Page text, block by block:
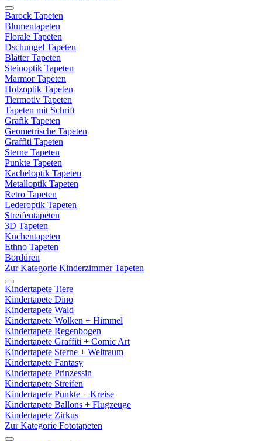
Barock Tapeten
Blumentapeten
Florale Tapeten
Dschungel Tapeten
Blätter Tapeten
Steinoptik Tapeten
Marmor Tapeten
Holzoptik Tapeten
Tiermotiv Tapeten
Tapeten mit Schrift
Grafik Tapeten
Geometrische Tapeten
Graffiti Tapeten
Sterne Tapeten
Punkte Tapeten
Kacheloptik Tapeten
Metalloptik Tapeten
Retro Tapeten
Lederoptik Tapeten
Streifentapeten
3D Tapeten
Küchentapeten
Ethno Tapeten
Bordüren
Zur Kategorie Kinderzimmer Tapeten
Kindertapete Tiere
Kindertapete Dino
Kindertapete Wald
Kindertapete Wolken + Himmel
Kindertapete Regenbogen
Kindertapete Graffiti + Comic Art
Kindertapete Sterne + Weltraum
Kindertapete Fantasy
Kindertapete Prinzessin
Kindertapete Streifen
Kindertapete Punkte + Kreise
Kindertapete Ballons + Flugzeuge
Kindertapete Zirkus
Zur Kategorie Fototapeten